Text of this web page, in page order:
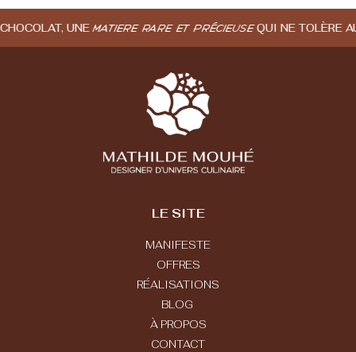
RARE ET PRÉCIEUSEQUI NE TOLÈRE AUCUN FAUX-PAS.»
LE SITE
MANIFESTE
OFFRES
RÉALISATIONS
BLOG
À PROPOS
CONTACT